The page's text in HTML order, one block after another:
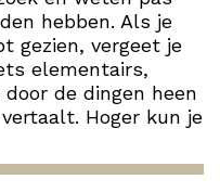
hebben. Als je
gezien, vergeet je
elementairs,
de dingen heen
Hoger kun je